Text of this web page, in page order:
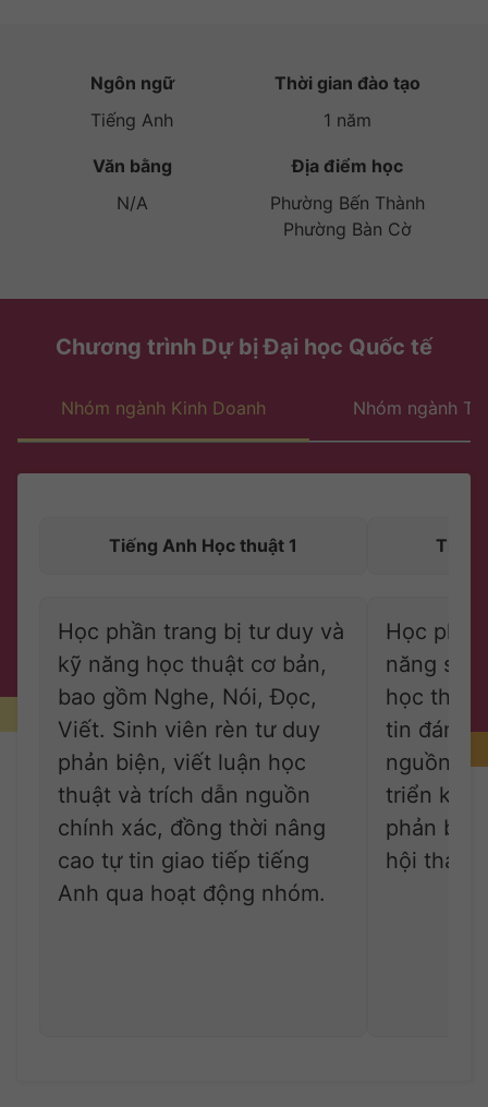
Ngôn ngữ
Tiếng Anh
Thời gian đào tạo
1 năm
Văn bằng
N/A
Địa điểm học
Phường Bến Thành
Phường Bàn Cờ
Chương trình Dự bị Đại học Quốc tế
Nhóm ngành Kinh Doanh Nhóm ngành
Tiếng Anh Học thuật 1
Học phần trang bị tư duy và
kỹ năng học thuật cơ bản,
bao gồm Nghe, Nói, Đọc,
Viết. Sinh viên rèn tư duy
phản biện, viết luận học
thuật và trích dẫn nguồn
chính xác, đồng thời nâng
cao tự tin giao tiếp tiếng
Anh qua hoạt động nhóm.
Học
năng sử
học
tin đánh
nguồn
triển kỹ
phản
hội thảo.